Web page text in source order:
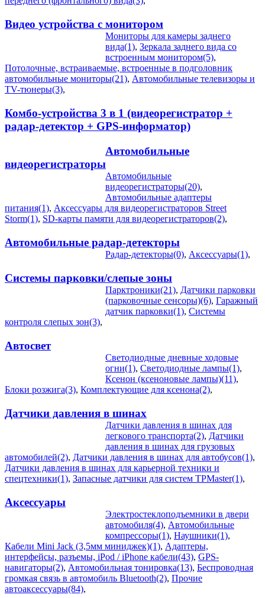
Видео устройства c монитором
Мониторы для камеры заднего
вида(1), Зеркала заднего вида со
встроенным монитором(5),
Потолочные, встраиваемые, встроенные в подголовник
автомобильные мониторы(21), Автомобильные телевизоры и
TV-тюнеры(3),
Комбо-устройства 3 в 1 (видеорегистратор +
радар-детектор + GPS-информатор)
Автомобильные
видеорегистраторы
Автомобильные
видеорегистраторы(20),
Автомобильные адаптеры
питания(1), Аксессуары для видеорегистраторов Street
Storm(1), SD-карты памяти для видеорегистраторов(2),
Автомобильные радар-детекторы
Радар-детекторы(0), Аксессуары(1),
Системы парковки/слепые зоны
Парктроники(21), Датчики парковки
(парковочные сенсоры)(6), Гаражный
датчик парковки(1), Системы
контроля слепых зон(3),
Автосвет
Светодиодные дневные ходовые
огни(1), Светодиодные лампы(1),
Ксенон (ксеноновые лампы)(11),
Блоки розжига(3), Комплектующие для ксенона(2),
Датчики давления в шинах
Датчики давления в шинах для
легкового транспорта(2), Датчики
давления в шинах для грузовых
автомобилей(2), Датчики давления в шинах для автобусов(1),
Датчики давления в шинах для карьерной техники и
спецтехники(1), Запасные датчики для систем TPMaster(1),
Аксессуары
Электростеклоподъемники в двери
автомобиля(4), Автомобильные
компрессоры(1), Наушники(1),
Кабели Mini Jack (3,5мм миниджек)(1), Адаптеры,
интерфейсы, разъемы, iPod / iPhone кабели(43), GPS-
навигаторы(2), Автомобильная тонировка(13), Беспроводная
громкая связь в автомобиль Bluetooth(2), Прочие
автоаксессуары(84),